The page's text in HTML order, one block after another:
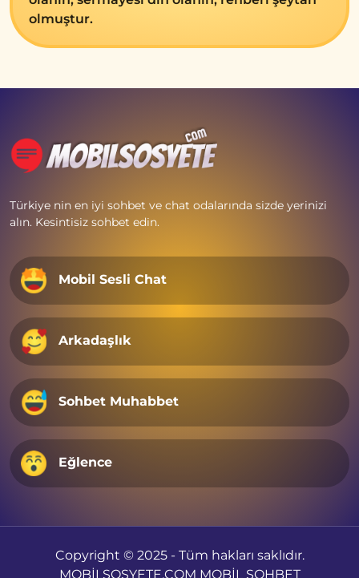
olmuştur.
Türkiye nin en iyi sohbet ve chat odalarında sizde yerinizi
alın. Kesintisiz sohbet edin.
Mobil Sesli Chat
Arkadaşlık
Sohbet Muhabbet
Eğlence
Copyright © 2025 - Tüm hakları saklıdır.
MOBİLSOSYETE.COM MOBİL SOHBET